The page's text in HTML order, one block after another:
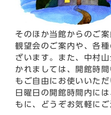
そのほか当館からのご
観望会のご案内や、各
ざいます。また、中村
かれましては、開館時
もご自由にお使いいた
日曜日の開館時間内に
もに、どうぞお気軽にご